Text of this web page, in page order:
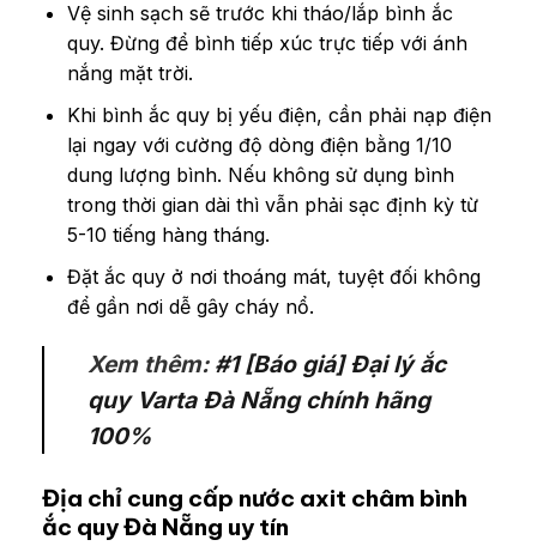
Vệ sinh sạch sẽ trước khi tháo/lắp bình ắc
quy. Đừng để bình tiếp xúc trực tiếp với ánh
nắng mặt trời.
Khi bình ắc quy bị yếu điện, cần phải nạp điện
lại ngay với cường độ dòng điện bằng 1/10
dung lượng bình. Nếu không sử dụng bình
trong thời gian dài thì vẫn phải sạc định kỳ từ
5-10 tiếng hàng tháng.
Đặt ắc quy ở nơi thoáng mát, tuyệt đối không
để gần nơi dễ gây cháy nổ.
Xem thêm:#1 [Báo giá] Đại lý ắc
quy Varta Đà Nẵng chính hãng
100%
Địa chỉ cung cấp nước axit châm bình
ắc quy Đà Nẵng uy tín